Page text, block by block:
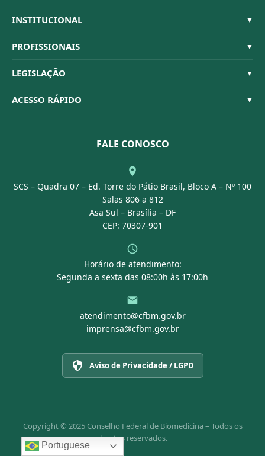
INSTITUCIONAL ▼
Sistema CFBM
Quem Somos
Organograma
Conselheiros
PROFISSIONAIS ▼
Habilitações
Código de Ética
Dúvidas Frequentes
LEGISLAÇÃO ▼
Resoluções
ACESSO RÁPIDO ▼
Portal Transparência
FALE CONOSCO
SCS – Quadra 07 – Ed. Torre do Pátio Brasil, Bloco A – Nº 100
Salas 806 a 812
Asa Sul – Brasília – DF
CEP: 70307-901
Horário de atendimento:
Segunda a sexta das 08:00h às 17:00h
atendimento@cfbm.gov.br
imprensa@cfbm.gov.br
Aviso de Privacidade / LGPD
Copyright © 2025 Conselho Federal de Biomedicina – Todos os
direitos reservados.
Portuguese